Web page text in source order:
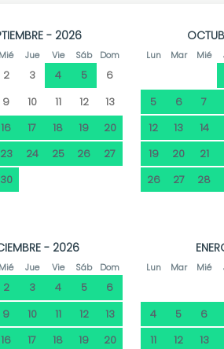
solo por sus 20 km de costa, sino
cultural. Dénia nombrada
de restaurantes, además de
y disfrutar de sus vistas al
- 2026
Mié Jue Vie Sáb Dom
2 3 4 5
6
9 10 11 12
13
16 17 18 19
20
23 24 25 26
27
30
Lun Mar Mié
5
6 7
12
13 14
19
20 21
26
27 28
- 2026
Mié Jue Vie Sáb Dom
2 3 4 5
6
9 10 11 12
13
16 17 18 19
20
Lun Mar Mié
4
5 6
11
12 13